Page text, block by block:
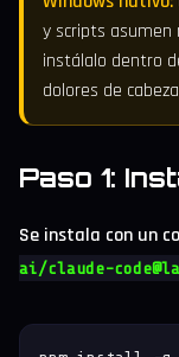
y scripts asumen
instálalo dentro
dolores de
Paso 1:
Se instala con un
ai/claude-